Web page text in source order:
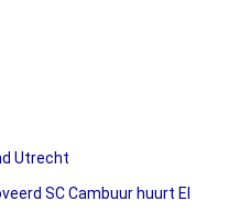
Utrecht
SC Cambuur huurt El